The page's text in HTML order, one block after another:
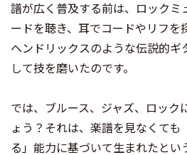
譜が広く普及する前は、ロックミ
ードを聴き、耳でコードやリフを
ヘンドリックスのような伝説的ギ
して技を磨いたのです。
では、ブルース、ジャズ、ロック
ょう？それは、楽譜を見なくても
る」能力に基づいて生まれたとい